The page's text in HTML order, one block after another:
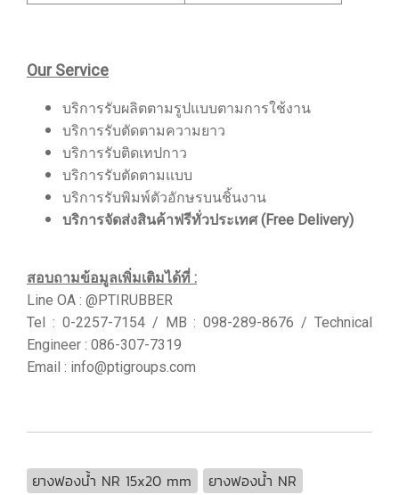
Our Service
บริการรับผลิตตามรูปแบบตามการใช้งาน
บริการรับตัดตามความยาว
บริการรับติดเทปกาว
บริการรับตัดตามแบบ
บริการรับพิมพ์ตัวอักษรบนชิ้นงาน
บริการจัดส่งสินค้าฟรีทั่วประเทศ (Free Delivery)
สอบถามข้อมูลเพิ่มเติมได้ที่ :
Line OA : @PTIRUBBER
Tel : 0-2257-7154 / MB : 098-289-8676 / Technical
Engineer : 086-307-7319
Email : info@ptigroups.com
ยางฟองน้ำ NR 15x20 mm
ยางฟองน้ำ NR